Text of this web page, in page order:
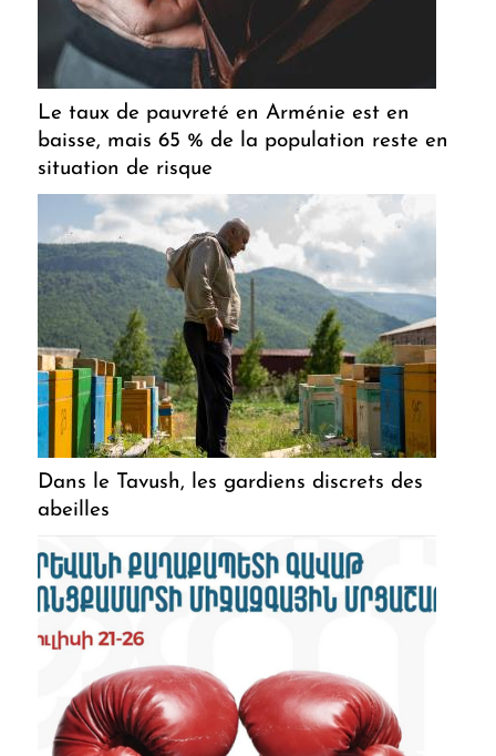
Le taux de pauvreté en Arménie est en
baisse, mais 65 % de la population reste en
situation de risque
Dans le Tavush, les gardiens discrets des
abeilles